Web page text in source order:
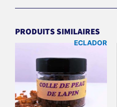
PRODUITS SIMILAIRES
ECLADOR